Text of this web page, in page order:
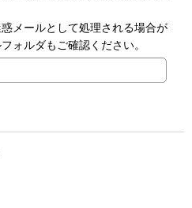
メールとして処理される場合が
ォルダもご確認ください。